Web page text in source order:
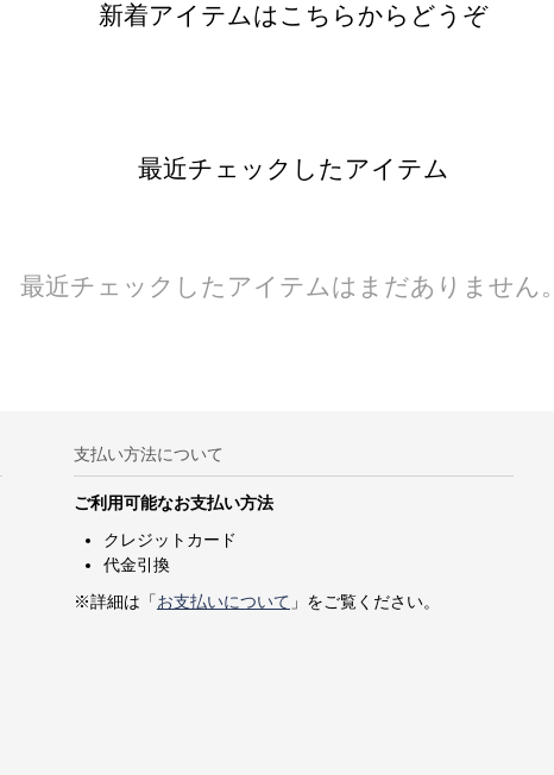
新着アイテムはこちらからどうぞ
最近チェックしたアイテム
最近チェックしたアイテムはまだありません。
支払い方法について
ご利用可能なお支払い方法
クレジットカード
代金引換
※詳細は「お支払いについて 」をご覧ください。